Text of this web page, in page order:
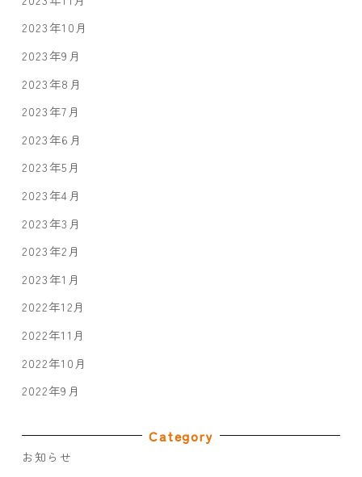
2023年10月
2023年9月
2023年8月
2023年7月
2023年6月
2023年5月
2023年4月
2023年3月
2023年2月
2023年1月
2022年12月
2022年11月
2022年10月
2022年9月
Category
お知らせ